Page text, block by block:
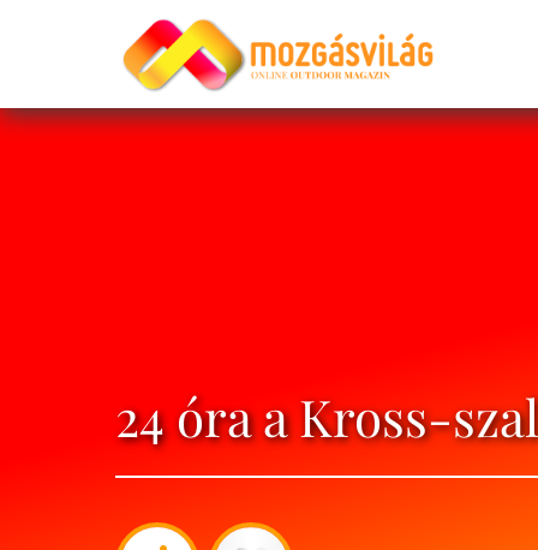
24 óra a Kross-